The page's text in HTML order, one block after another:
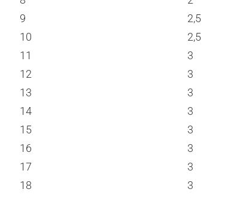
9
2,5
10
2,5
11
3
12
3
13
3
14
3
15
3
16
3
17
3
18
3